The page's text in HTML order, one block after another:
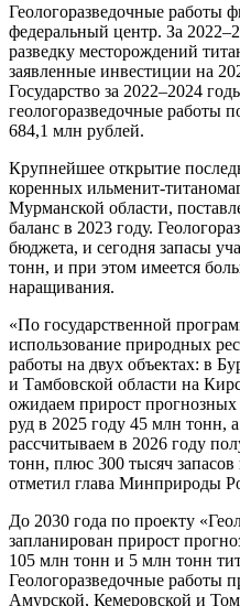
Геологоразведочные работы
федеральный центр. За
разведку месторождений
заявленные инвестиции на
Государство за 2022–2024
геологоразведочные работы
684,1 млн рублей.
Крупнейшее открытие
коренных ильменит-
Мурманской области,
баланс в 2023 году.
бюджета, и сегодня запасы
тонн, и при этом имеется
наращивания.
«По государственной
использование природных
работы на двух объектах: в
и Тамбовской области на
ожидаем прирост
руд в 2025 году 45 млн тонн,
рассчитываем в 2026 году
тонн, плюс 300 тысяч
отметил глава Минприроды
До 2030 года по проекту
запланирован прирост
105 млн тонн и 5 млн тонн
Геологоразведочные работы
Амурской, Кемеровской и